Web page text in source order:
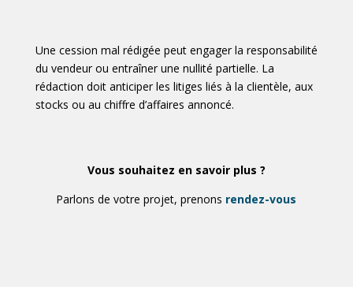
Une cession mal rédigée peut engager la responsabilité
du vendeur ou entraîner une nullité partielle. La
rédaction doit anticiper les litiges liés à la clientèle, aux
stocks ou au chiffre d’affaires annoncé.
Vous souhaitez en savoir plus ?
Parlons de votre projet, prenons rendez-vous